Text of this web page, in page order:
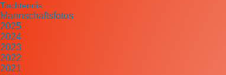
Tischtennis
Mannschaftsfotos
2025
2024
2023
2022
2021